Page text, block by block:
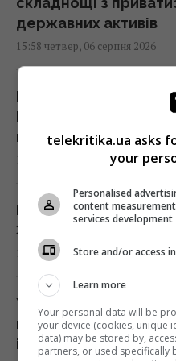
державних активів
15:58 четвер, 06 серпня 2026
Вагітну Вітвіцьку
ЕКЗ та сурогатному
відповіла
15:56 четвер, 06 серпня 2026
Коли Україна матиме
Зеленський розкрив
15:45 четвер, 06 серпня 2026
У Вʼєтнамі
печеру світу: вона
і Boeing 747
telekritika.ua asks
your
Personalised
content
services development
Store and/or access
Learn more
Your personal data will be
your device (cookies, unique
data) may be stored by,
partners, or used specifically